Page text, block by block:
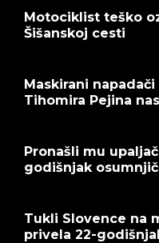
Motociklist teško
Šišanskoj cesti
Maskirani
Tihomira Pejina
Pronašli mu
godišnjak
Tukli Slovence na
privela 22-